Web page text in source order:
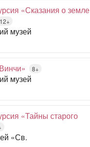
«Сказания о земле
12+
музей
8+
музей
«Тайны старого
«Св.